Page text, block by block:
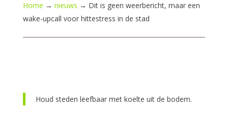
Home → nieuws → Dit is geen weerbericht, maar een
wake-upcall voor hittestress in de stad
Houd steden leefbaar met koelte uit de bodem.